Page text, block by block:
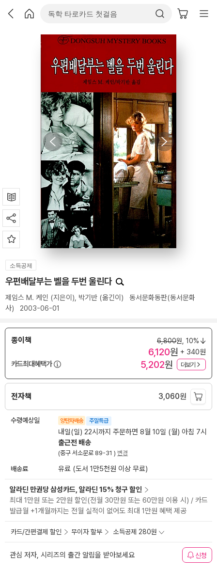
소득공제
우편배달부는 벨을 두번 울린다
제임스 M. 케인 (지은이), 박기반 (옮긴이) 동서문화동판(동서문화
사) 2003-06-01
종이책 6,800원, 10%
6,120원 + 340원
카드최대혜택가
5,202원 더보기
전자책 3,060원
수령예상일 양탄자배송 주말특급
내일(일) 22시까지 주문하면 8월 10일 (월) 아침 7시
출근전 배송
(중구 서소문로 89-31 ) 변경
배송료 유료 (도서 1만5천원 이상 무료)
알라딘 만권당 삼성카드, 알라딘 15% 청구 할인
최대 1만원 또는 2만원 할인(전월 30만원 또는 60만원 이용 시) / 카드
발급월 +1개월까지는 전월 실적이 없어도 최대 1만원 혜택 제공
카드/간편결제 할인 무이자 할부 소득공제 280원
관심 저자, 시리즈의 출간 알림을 받아보세요 신청